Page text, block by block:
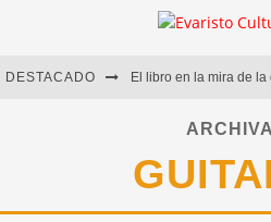
DESTACADO
Marcelo Rubio | El
Diego Meret | Hotel
Alejandra Correa | La